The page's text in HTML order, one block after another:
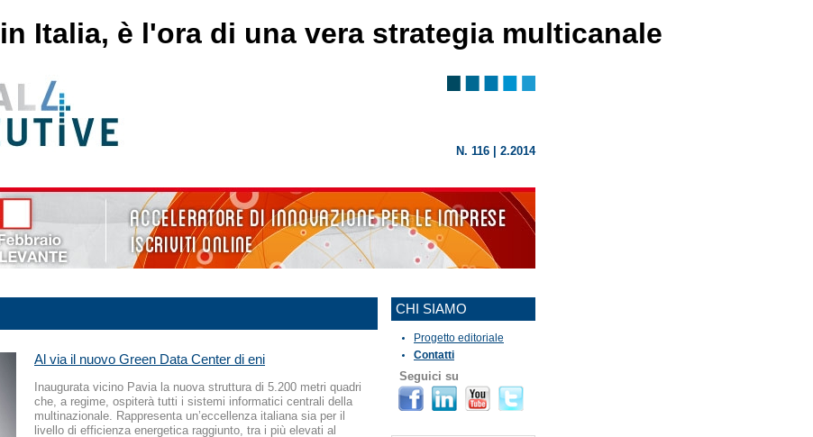
Italia, è l'ora di una vera strategia multicanale
N. 116 | 2.2014
Al via il nuovo Green Data Center di eni
Inaugurata vicino Pavia la nuova struttura di 5.200 metri quadri
che, a regime, ospiterà tutti i sistemi informatici centrali della
multinazionale. Rappresenta un’eccellenza italiana sia per il
livello di efficienza energetica raggiunto, tra i più elevati al
CHI SIAMO
Progetto editoriale
Contatti
Seguici su